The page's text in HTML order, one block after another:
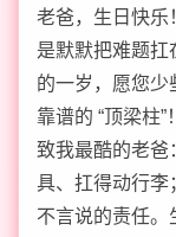
老爸，生日快乐
是默默把难题扛
的一岁，愿您少
靠谱的 “顶梁柱”！
致我最酷的老爸
具、扛得动行李
不言说的责任。